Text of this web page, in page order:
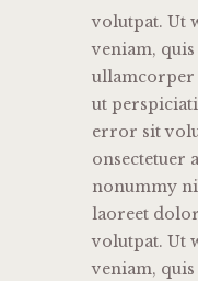
volutpat. Ut
veniam,
ullamcorper
ut
error sit
onsectetuer
nonummy
laoreet
volutpat. Ut
veniam,